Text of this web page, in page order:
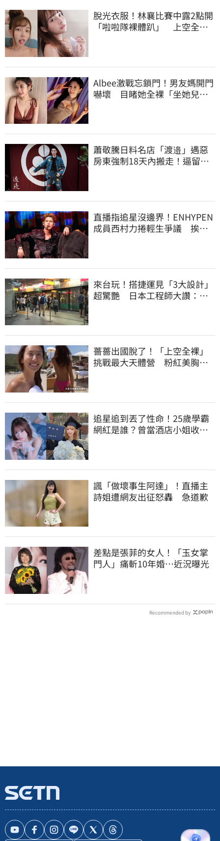
脫光衣服！林襄比賽中露2點開
「啦啦隊裸體趴」 上空全裸
Albee激戰忘鎖門！男友媽開門
嚇壞 目睹她全裸「坐她兒子
蕭敬騰日料名店「渡邉」遇惡
房東強制18天內搬走！逼留裝
直播指追星沒邊界！ENHYPEN
成員西村力捲輕生爭議 挨
來台玩！搭捷運見「3大設計」
超驚艷 日本工程師大讚：台
薔薔出國脫了！「上空全裸」
挑戰最大天體營 粉紅美胸被
追星追到丟了性命！25歲學霸
網紅是誰？曾當酒店小姐收入
諷「做壞事生阿達」！直播主
詩姐遭網友出征怒轟 急道歉
差點是張菲的女人！「玉女掌
門人」痛斬10年婚…近況曝光
Recommended by